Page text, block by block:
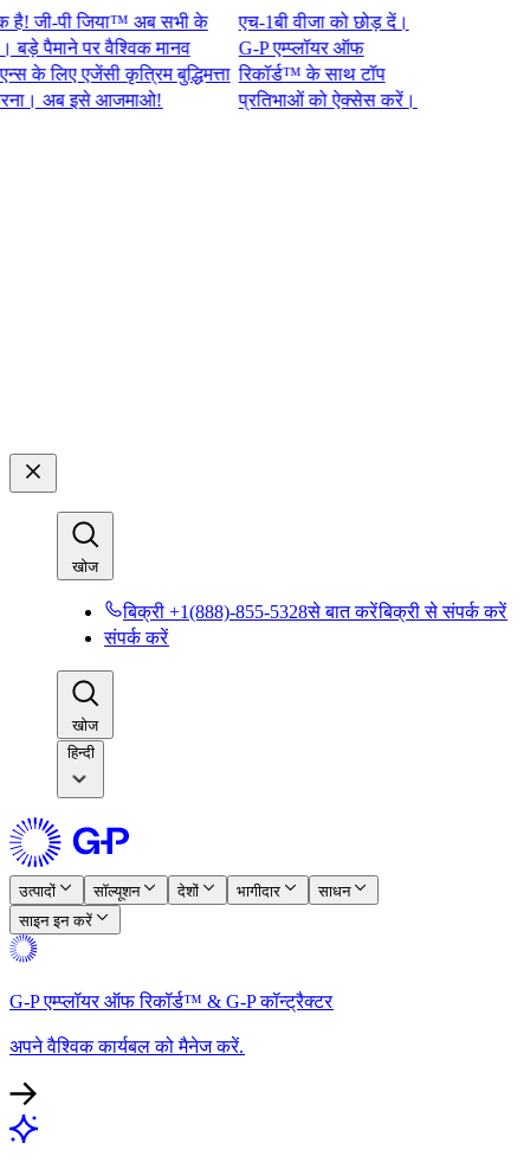
पी जिया™ अब सभी के
पर वैश्विक मानव
एजेंसी कृत्रिम बुद्धिमत्ता
अब इसे आजमाओ!​​
एच-1बी वीजा को छोड़ दें।
G-P एम्प्लॉयर ऑफ
रिकॉर्ड™ के साथ टॉप
प्रतिभाओं को ऐक्सेस करें।​​
खोज​​
बिक्री +1(888)-855-5328से बात करें​​बिक्री से संपर्क करें​​
संपर्क करें​​
खोज​​
हिन्दी
उत्पादों​​ सॉल्यूशन​​ देशों​​ भागीदार​​
साधन​​
साइन इन करें​​
G-P एम्प्लॉयर ऑफ रिकॉर्ड™ & G-P कॉन्ट्रैक्टर​​
अपने वैश्विक कार्यबल को मैनेज करें.​​